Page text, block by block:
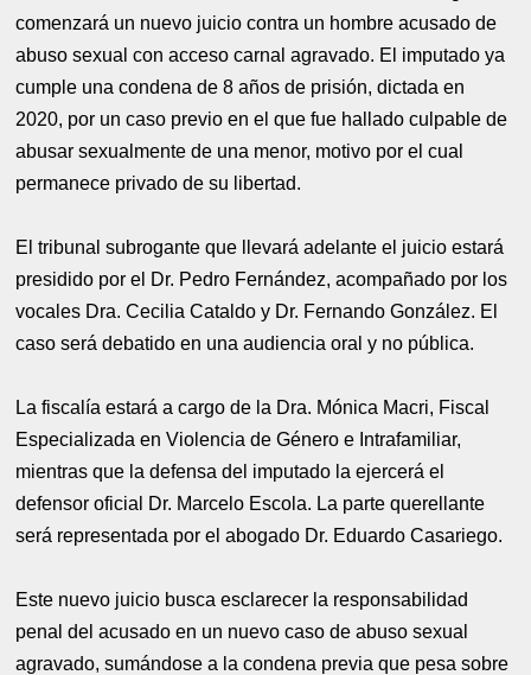
comenzará un nuevo juicio contra un hombre acusado de
abuso sexual con acceso carnal agravado. El imputado ya
cumple una condena de 8 años de prisión, dictada en
2020, por un caso previo en el que fue hallado culpable de
abusar sexualmente de una menor, motivo por el cual
permanece privado de su libertad.
El tribunal subrogante que llevará adelante el juicio estará
presidido por el Dr. Pedro Fernández, acompañado por los
vocales Dra. Cecilia Cataldo y Dr. Fernando González. El
caso será debatido en una audiencia oral y no pública.
La fiscalía estará a cargo de la Dra. Mónica Macri, Fiscal
Especializada en Violencia de Género e Intrafamiliar,
mientras que la defensa del imputado la ejercerá el
defensor oficial Dr. Marcelo Escola. La parte querellante
será representada por el abogado Dr. Eduardo Casariego.
Este nuevo juicio busca esclarecer la responsabilidad
penal del acusado en un nuevo caso de abuso sexual
agravado, sumándose a la condena previa que pesa sobre